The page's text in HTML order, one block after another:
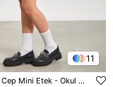
11
Kadın Fleto Cep Mini Etek - Okul Gri